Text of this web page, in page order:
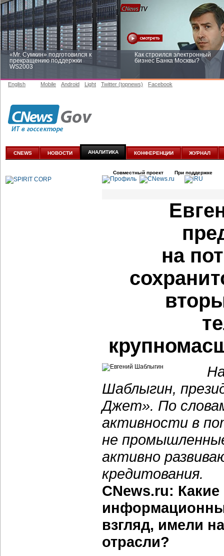
«Mr. Сумкин» подготовился к
прекращению поддержки
WS2003
Как строился электронный
бизнес Банка Москвы?
Заоблачная оптимизация: как
аналитике
English Mobile Android Light Twitter (topnews) Facebook
CNEWS НОВОСТИ АНАЛИТИКА КОНФЕРЕНЦИИ ЖУРНАЛ
Совместный проект При поддержке
на
Шаблыгин,
Джет». По
активности в
не
активно
кредитования.
CNews.ru:
взгляд, имели
отрасли?